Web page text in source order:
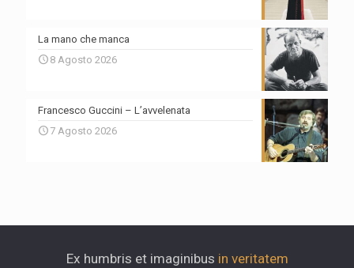
La mano che manca
8 Agosto 2026
Francesco Guccini – L’avvelenata
7 Agosto 2026
Ex humbris et imaginibus in veritatem